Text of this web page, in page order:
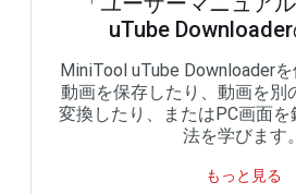
uTube
MiniTool uTube Downloader
動画を保存したり、動画を別
変換したり、またはPC画面
法を学びます。
もっと見る